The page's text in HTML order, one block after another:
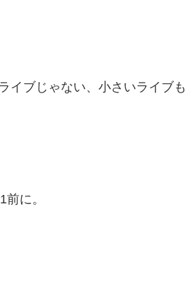
イブじゃない、小さいライブも
に。